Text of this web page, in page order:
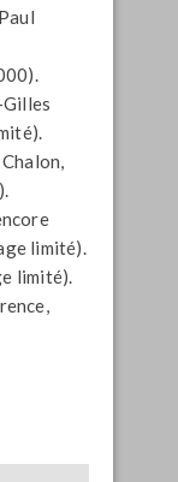
Gilles
limité).
limité).